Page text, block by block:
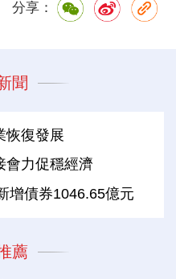
分享：
聞
恢復發展
會力促穩經濟
增債券1046.65億元
薦